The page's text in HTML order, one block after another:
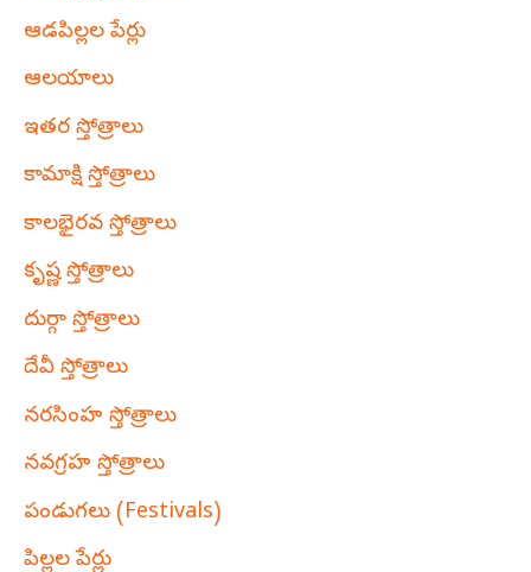
ఆడపిల్లల పేర్లు
ఆలయాలు
ఇతర స్తోత్రాలు
కామాక్షి స్తోత్రాలు
కాలభైరవ స్తోత్రాలు
కృష్ణ స్తోత్రాలు
దుర్గా స్తోత్రాలు
దేవీ స్తోత్రాలు
నరసింహ స్తోత్రాలు
నవగ్రహ స్తోత్రాలు
పండుగలు (Festivals)
పిల్లల పేర్లు